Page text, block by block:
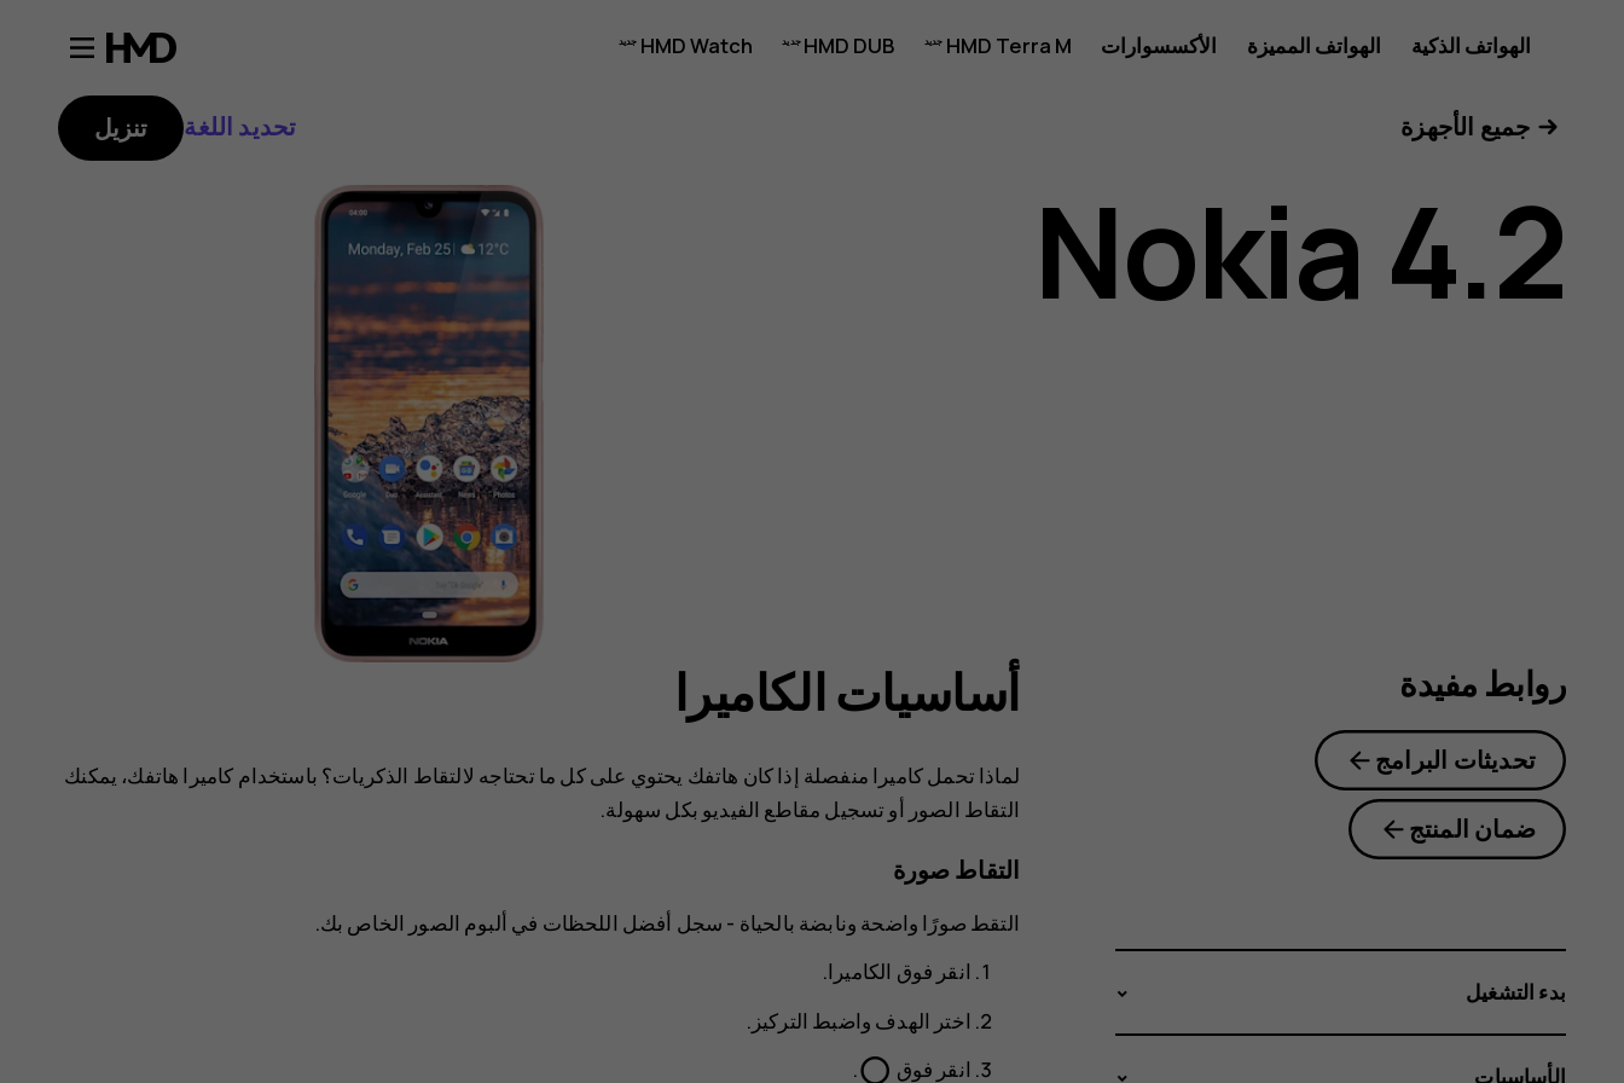
دليل
مستخدم
هاتف
الهواتف الذكية الهواتف المميزة الأكسسوارات HMD Terra M
HMD DUB
HMD Watch
جميع الأجهزة تحديد اللغة تنزيل
Nokia 4.2
أساسيات الكاميرا
لماذا تحمل كاميرا منفصلة إذا كان هاتفك يحتوي على كل ما تحتاجه لالتقاط الذكريات؟ باستخدام كاميرا هاتفك، يمكنك
التقاط الصور أو تسجيل مقاطع الفيديو بكل سهولة.
التقاط صورة
التقط صورًا واضحة ونابضة بالحياة - سجل أفضل اللحظات في ألبوم الصور الخاص بك.
انقر فوق الكاميرا.
اختر الهدف واضبط التركيز.
انقر فوق panorama_fish_eye
.
روابط مفيدة
تحديثات البرامج
ضمان المنتج
بدء التشغيل
الأساسيات